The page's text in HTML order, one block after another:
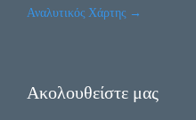
Αναλυτικός Χάρτης →
Ακολουθείστε μας